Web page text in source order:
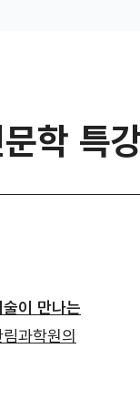
학 특
이 만나는
과학원의